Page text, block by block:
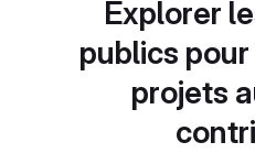
Explorer
publics
projets